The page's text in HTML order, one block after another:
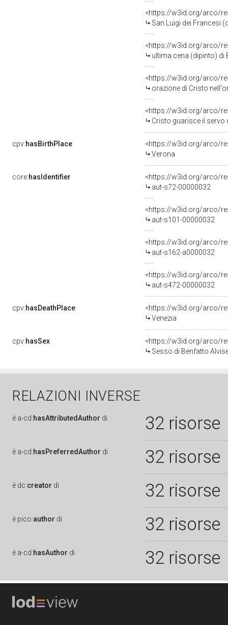
<https://w3id.org/arco/
San Luigi dei Francesi
<https://w3id.org/arco/
ultima cena (dipinto) di
<https://w3id.org/arco/
orazione di Cristo
<https://w3id.org/arco/
Cristo guarisce il servo
cpv:hasBirthPlace
<https://w3id.org/arco/
Verona
core:hasIdentifier
<https://w3id.org/arco/
aut-s72-00000032
<https://w3id.org/arco/
aut-s101-00000032
<https://w3id.org/arco/
aut-s162-a0000032
<https://w3id.org/arco/
aut-s472-00000032
cpv:hasDeathPlace
<https://w3id.org/arco/
Venezia
cpv:hasSex
<https://w3id.org/arco/
Sesso di Benfatto
RELAZIONI INVERSE
è a-cd:hasAttributedAuthor di 32 risorse
è a-cd:hasPreferredAuthor di 32 risorse
è dc:creator di 32 risorse
è pico:author di 32 risorse
è a-cd:hasAuthor di 32 risorse